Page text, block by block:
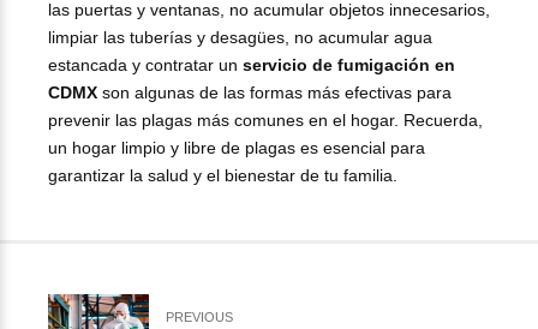
las puertas y ventanas, no acumular objetos innecesarios,
limpiar las tuberías y desagües, no acumular agua
estancada y contratar un servicio de fumigación en
CDMX son algunas de las formas más efectivas para
prevenir las plagas más comunes en el hogar. Recuerda,
un hogar limpio y libre de plagas es esencial para
garantizar la salud y el bienestar de tu familia.
PREVIOUS